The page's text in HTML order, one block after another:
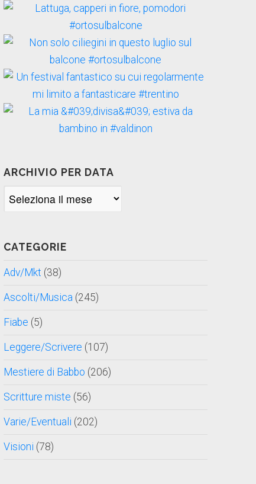
ARCHIVIO PER DATA
Archivio
CATEGORIE
Adv/Mkt (38)
Ascolti/Musica (245)
Fiabe (5)
Leggere/Scrivere (107)
Mestiere di Babbo (206)
Scritture miste (56)
Varie/Eventuali (202)
Visioni (78)